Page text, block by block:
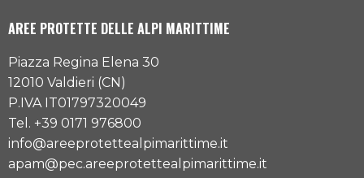
AREE PROTETTE DELLE ALPI MARITTIME
Piazza Regina Elena 30
12010 Valdieri (CN)
P.IVA IT01797320049
Tel. +39 0171 976800
info@areeprotettealpimarittime.it
apam@pec.areeprotettealpimarittime.it